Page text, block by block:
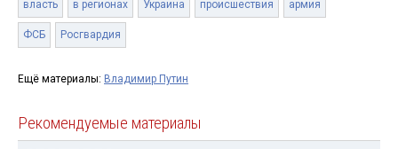
власть в регионах Украина происшествия армия
ФСБ Росгвардия
Ещё материалы: Владимир Путин
Рекомендуемые материалы